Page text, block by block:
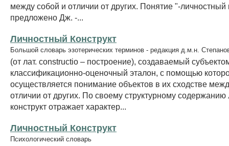
между собой и отличии от других. Понятие "-личностный
предложено Дж. -...
Личностный Конструкт
Большой словарь эзотерических терминов - редакция д.м.н.
(от лат. constructio – построение), создаваемый
классификационно-оценочный эталон, с помощью
осуществляется понимание объектов в их сходстве
отличии от других. По своему структурному
конструкт отражает характер...
Личностный Конструкт
Психологический словарь